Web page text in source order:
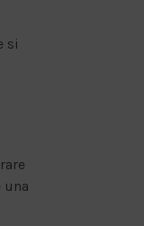
si
una